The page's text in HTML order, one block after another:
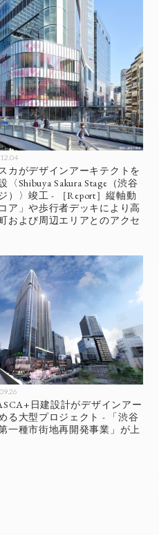
カがデザインアーキテクトを
〈Shibuya Sakura Stage（渋谷
）〉竣工 - ［Report］縦軸動
ア」や歩行者デッキにより高
および周辺エリアとのアクセ
日建設計がデザインアー
る大型プロジェクト - 「渋谷
一種市街地再開発事業」が上